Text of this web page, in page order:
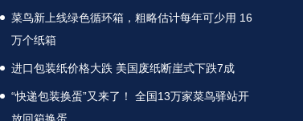
菜鸟新上线绿色循环箱，粗略估计每年可少用 16
万个纸箱
进口包装纸价格大跌 美国废纸断崖式下跌7成
“快递包装换蛋”又来了！ 全国13万家菜鸟驿站开
放回箱换蛋